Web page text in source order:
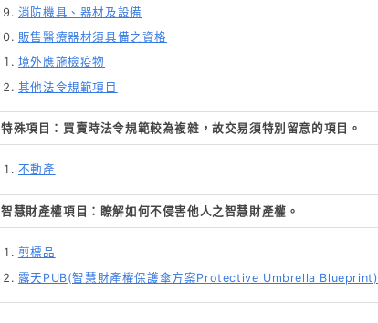
消防機具、器材及設備
販售醫療器材須具備之資格
境外應施檢疫物
其他法令規範項目
特殊項目：買賣時法令規範較為複雜，故交易須特別留意的項目。
不動產
智慧財產權項目：瞭解如何不侵害他人之智慧財產權。
剪標品
露天PUB(智慧財產權保護傘方案Protective Umbrella Blueprint)